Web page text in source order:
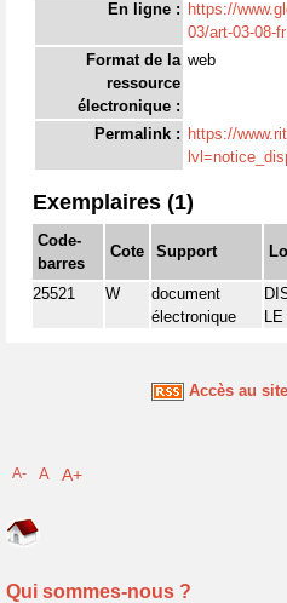
En ligne : https://
03/art-03-08-fr
Format de la
ressource
électronique :
web
Permalink : https://
Exemplaires (1)
Code-
barres
Cote Support
25521 W
document
électronique
Accès au
A- A A+
Qui sommes-nous ?